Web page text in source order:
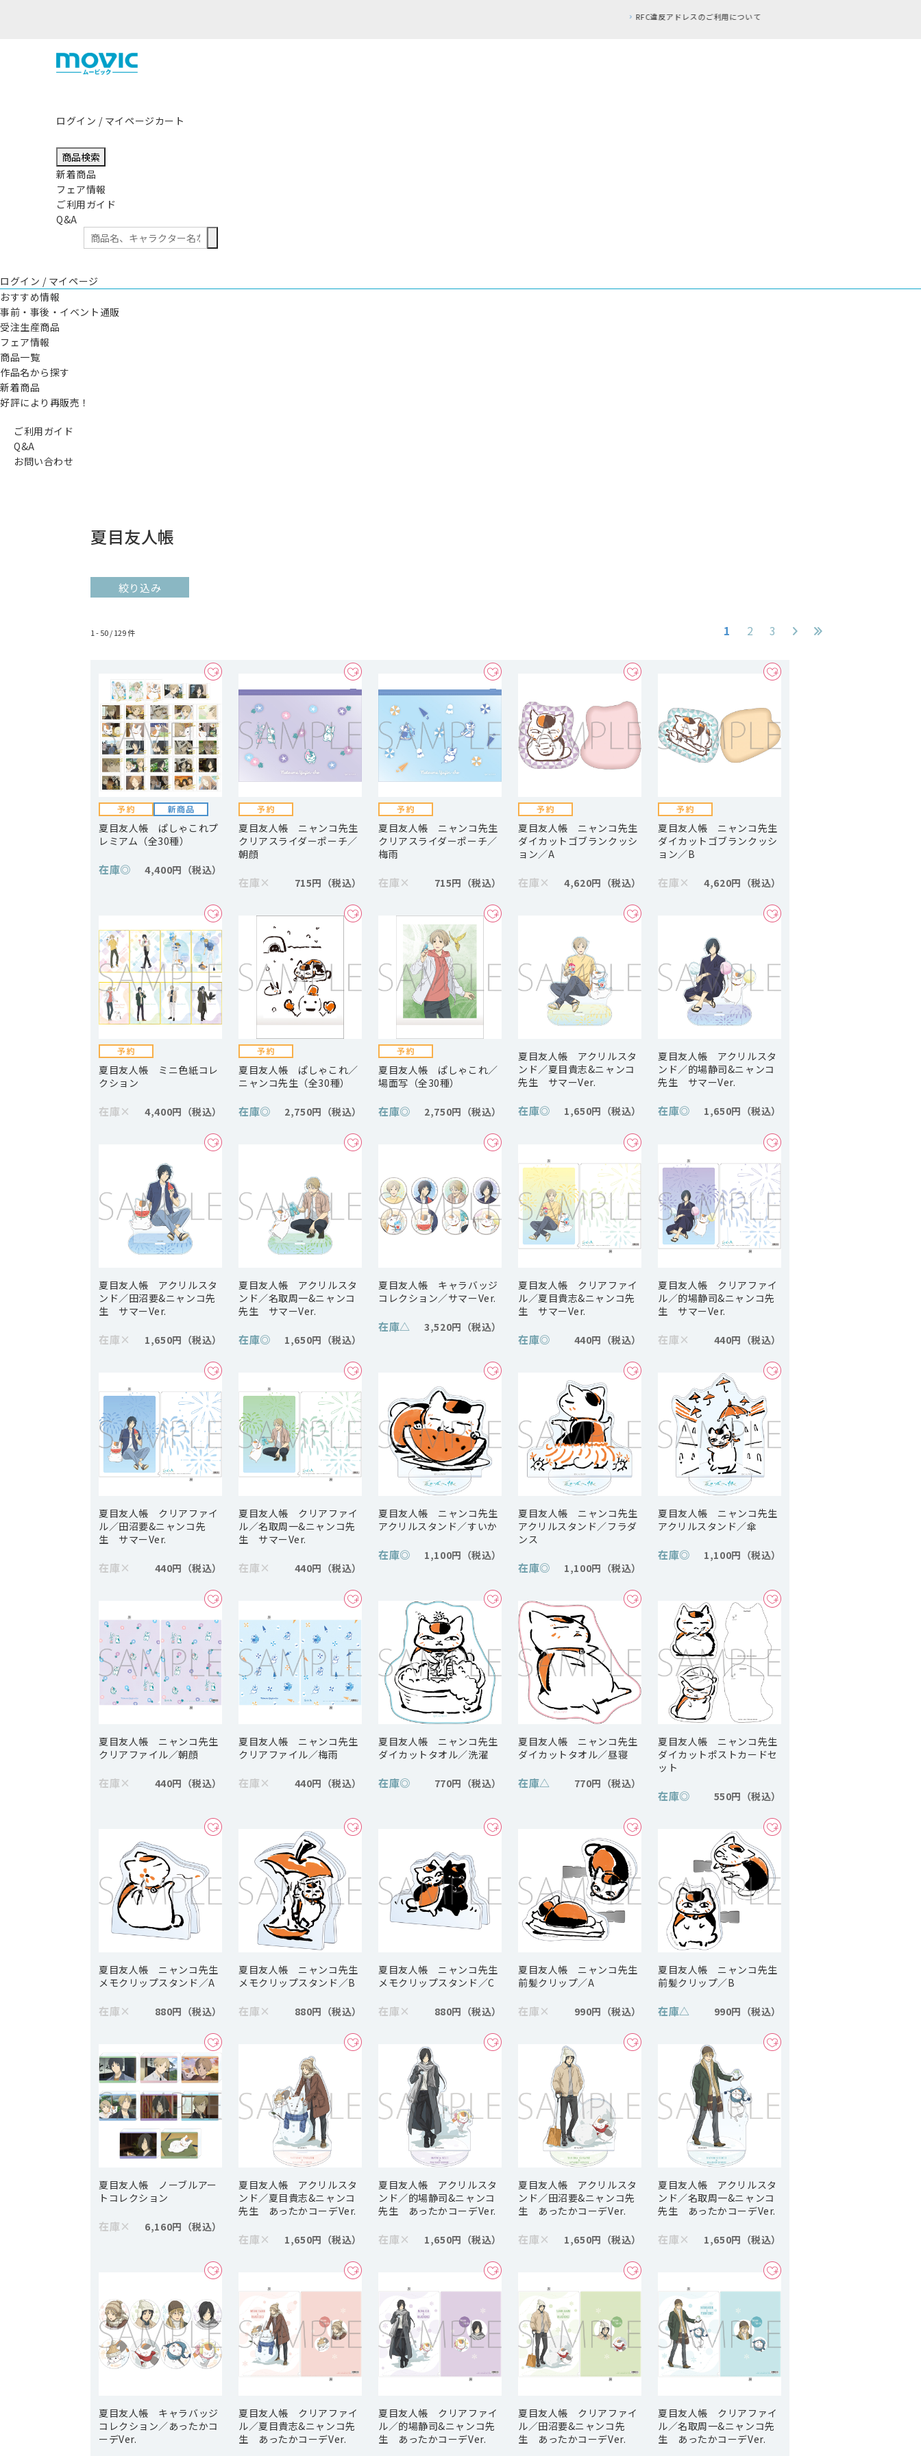
ログイン / マイページカート
商品検索
新着商品
フェア情報
ご利用ガイド
Q&A
ログイン / マイページ
おすすめ情報
事前・事後・イベント通販
受注生産商品
フェア情報
商品一覧
作品名から探す
新着商品
好評により再販売！
ご利用ガイド
Q&A
お問い合わせ
夏目友人帳
絞り込み
1 - 50 /129件 1 2 3
夏目友人帳 ぱしゃこれプ
レミアム（全30種）
在庫◎ 4,400円
夏目友人帳 ニャンコ先生
クリアスライダーポーチ／
朝顔
在庫× 715円
夏目友人帳 ニャンコ先生
クリアスライダーポーチ／
梅雨
在庫× 715円
夏目友人帳 ニャンコ先生
ダイカットゴブランクッシ
ョン／A
在庫× 4,620円
夏目友人帳 ニャンコ先生
ダイカットゴブランクッシ
ョン／B
在庫× 4,620円
夏目友人帳 ミニ色紙コレ
クション
在庫× 4,400円
夏目友人帳 ぱしゃこれ／
ニャンコ先生（全30種）
在庫◎ 2,750円
夏目友人帳 ぱしゃこれ／
場面写（全30種）
在庫◎ 2,750円
夏目友人帳 アクリルスタ
ンド／夏目貴志&ニャンコ
先生 サマーVer.
在庫◎ 1,650円
夏目友人帳 アクリルスタ
ンド／的場静司&ニャンコ
先生 サマーVer.
在庫◎ 1,650円
夏目友人帳 アクリルスタ
ンド／田沼要&ニャンコ先
生 サマーVer.
在庫× 1,650円
夏目友人帳 アクリルスタ
ンド／名取周一&ニャンコ
先生 サマーVer.
在庫◎ 1,650円
夏目友人帳 キャラバッジ
コレクション／サマーVer.
在庫△ 3,520円
夏目友人帳 クリアファイ
ル／夏目貴志&ニャンコ先
生 サマーVer.
在庫◎ 440円
夏目友人帳 クリアファイ
ル／的場静司&ニャンコ先
生 サマーVer.
在庫× 440円
夏目友人帳 クリアファイ
ル／田沼要&ニャンコ先
生 サマーVer.
在庫× 440円
夏目友人帳 クリアファイ
ル／名取周一&ニャンコ先
生 サマーVer.
在庫× 440円
夏目友人帳 ニャンコ先生
アクリルスタンド／すいか
在庫◎ 1,100円
夏目友人帳 ニャンコ先生
アクリルスタンド／フラダ
ンス
在庫◎ 1,100円
夏目友人帳 ニャンコ先生
アクリルスタンド／傘
在庫◎ 1,100円
夏目友人帳 ニャンコ先生
クリアファイル／朝顔
在庫× 440円
夏目友人帳 ニャンコ先生
クリアファイル／梅雨
在庫× 440円
夏目友人帳 ニャンコ先生
ダイカットタオル／洗濯
在庫◎ 770円
夏目友人帳 ニャンコ先生
ダイカットタオル／昼寝
在庫△ 770円
夏目友人帳 ニャンコ先生
ダイカットポストカードセ
ット
在庫◎ 550円
夏目友人帳 ニャンコ先生
メモクリップスタンド／A
在庫× 880円
夏目友人帳 ニャンコ先生
メモクリップスタンド／B
在庫× 880円
夏目友人帳 ニャンコ先生
メモクリップスタンド／C
在庫× 880円
夏目友人帳 ニャンコ先生
前髪クリップ／A
在庫× 990円
夏目友人帳 ニャンコ先生
前髪クリップ／B
在庫△ 990円
夏目友人帳 ノーブルアー
トコレクション
在庫× 6,160円
夏目友人帳 アクリルスタ
ンド／夏目貴志&ニャンコ
先生 あったかコーデVer.
在庫× 1,650円
夏目友人帳 アクリルスタ
ンド／的場静司&ニャンコ
先生 あったかコーデVer.
在庫× 1,650円
夏目友人帳 アクリルスタ
ンド／田沼要&ニャンコ先
生 あったかコーデVer.
在庫× 1,650円
夏目友人帳 アクリルスタ
ンド／名取周一&ニャンコ
先生 あったかコーデVer.
在庫× 1,650円
夏目友人帳 キャラバッジ
コレクション／あったかコ
ーデVer.
夏目友人帳 クリアファイ
ル／夏目貴志&ニャンコ先
生 あったかコーデVer.
夏目友人帳 クリアファイ
ル／的場静司&ニャンコ先
生 あったかコーデVer.
夏目友人帳 クリアファイ
ル／田沼要&ニャンコ先
生 あったかコーデVer.
夏目友人帳 クリアファイ
ル／名取周一&ニャンコ先
生 あったかコーデVer.